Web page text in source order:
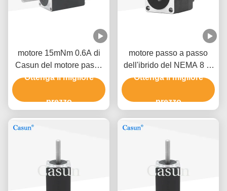
motore 15mNm 0.6A di
Casun del motore passo
a passo del NEMA 8 di
Ottenga il migliore
prezzo
motore passo a passo
dell'ibrido del NEMA 8 di
20x20mm 0.24A 5.04V
DIY 3D
Ottenga il migliore
prezzo